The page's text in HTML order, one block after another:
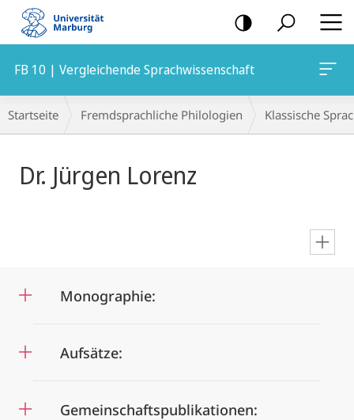
Mobile-
Navigation
FB 10 | Vergleichende Sprachwissenschaft
Breadcrumb-
Navigation
Startseite Fremdsprachliche Philologien Klassische
Dr. Jürgen Lorenz
Monographie:
Aufsätze:
Gemeinschaftspublikationen: